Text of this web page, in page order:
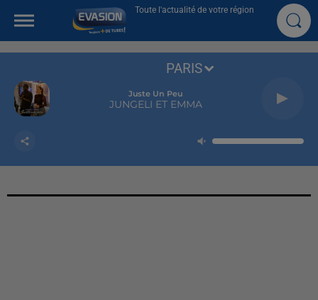
Toute l'actualité de votre région
Juste Un Peu
JUNGELI ET EMMA
PARIS